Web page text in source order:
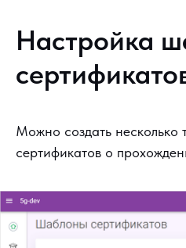
Настройка
Можно создать несколько
сертификатов о